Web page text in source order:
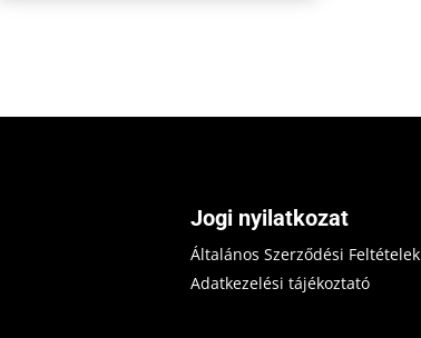
Jogi nyilatkozat
Általános Szerződési Feltételek
Adatkezelési tájékoztató